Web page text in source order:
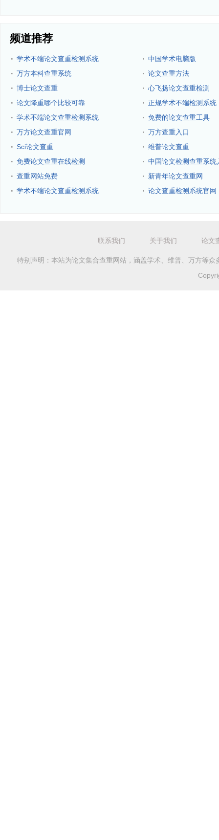
频道推荐
· 学术不端论文查重检测系统 · 中国学术电脑版
· 万方本科查重系统 · 论文查重方法
· 博士论文查重 · 心飞扬论文查重检测
· 论文降重哪个比较可靠 · 正规学术不端检测系统
· 学术不端论文查重检测系统 · 免费的论文查重工具
· 万方论文查重官网 · 万方查重入口
· Sci论文查重 · 维普论文查重
· 免费论文查重在线检测 · 中国论文检测查重系统
· 查重网站免费 · 新青年论文查重网
· 学术不端论文查重检测系统 · 论文查重检测系统官网
联系我们 关于我们 论文
特别声明：本站为论文集合查重网站，涵盖学术、维普、万方等